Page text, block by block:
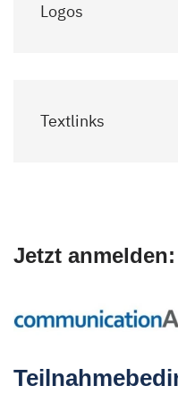
Logos
Textlinks
Jetzt anmelden: